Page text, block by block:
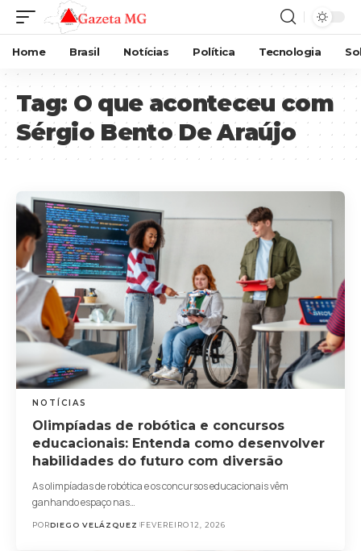
Home Brasil Notícias Política Tecnologia
Tag: O que aconteceu com
Sérgio Bento De Araújo
NOTÍCIAS
Olimpíadas de robótica e concursos
educacionais: Entenda como desenvolver
habilidades do futuro com diversão
As olimpíadas de robótica e os concursos educacionais vêm
ganhando espaço nas…
PORDIEGO VELÁZQUEZ FEVEREIRO 12, 2026